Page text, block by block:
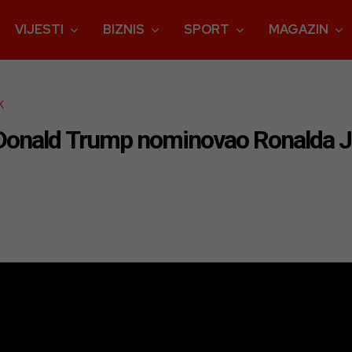
VIJESTI BIZNIS SPORT MAGAZIN
Trump nominovao Ronalda